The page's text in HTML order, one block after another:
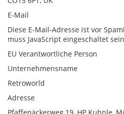
E-Mail
Diese E-Mail-Adresse ist vor
muss JavaScript eingeschaltet
EU Verantwortliche Person
Unternehmensname
Retroworld
Adresse